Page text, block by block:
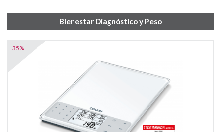
Bienestar Diagnóstico y Peso
35%